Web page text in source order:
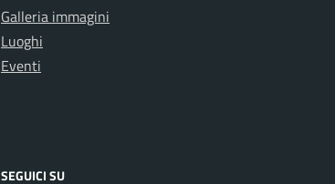
Galleria immagini
Luoghi
Eventi
SEGUICI SU